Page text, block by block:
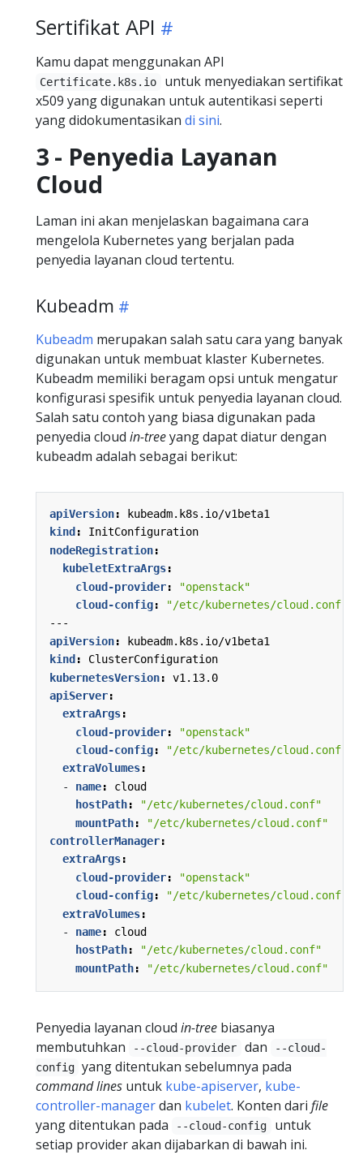
Sertifikat API
Kamu dapat menggunakan API
Certificate.k8s.io
untuk menyediakan sertifikat
x509 yang digunakan untuk autentikasi seperti
yang didokumentasikan di sini.
3 - Penyedia Layanan
Cloud
Laman ini akan menjelaskan bagaimana cara
mengelola Kubernetes yang berjalan pada
penyedia layanan cloud tertentu.
Kubeadm
Kubeadm merupakan salah satu cara yang banyak
digunakan untuk membuat klaster Kubernetes.
Kubeadm memiliki beragam opsi untuk mengatur
konfigurasi spesifik untuk penyedia layanan cloud.
Salah satu contoh yang biasa digunakan pada
penyedia cloud in-treeyang dapat diatur dengan
kubeadm adalah sebagai berikut:
apiVersion:
kubeadm.k8s.io/v1beta1
kind :
InitConfiguration
nodeRegistration:
kubeletExtraArgs:
cloud-provider:
"openstack"
cloud-config:
"/etc/kubernetes/cloud.conf"
---
apiVersion:
kubeadm.k8s.io/v1beta1
kind :
ClusterConfiguration
kubernetesVersion:
v1.13.0
apiServer:
extraArgs:
cloud-provider:
"openstack"
cloud-config:
"/etc/kubernetes/cloud.conf"
extraVolumes:
- name:
cloud
hostPath:
"/etc/kubernetes/cloud.conf"
mountPath:
"/etc/kubernetes/cloud.conf"
controllerManager:
extraArgs:
cloud-provider:
"openstack"
cloud-config:
"/etc/kubernetes/cloud.conf"
extraVolumes:
- name:
cloud
hostPath:
"/etc/kubernetes/cloud.conf"
mountPath: "/etc/kubernetes/cloud.conf"
Penyedia layanan cloud in-tree biasanya
membutuhkan
--cloud-provider dan
--cloud-
config yang ditentukan sebelumnya pada
command lines untuk kube-apiserver, kube-
controller-managerdan kubelet. Konten dari file
yang ditentukan pada
--cloud-config
untuk
setiap provider akan dijabarkan di bawah ini.